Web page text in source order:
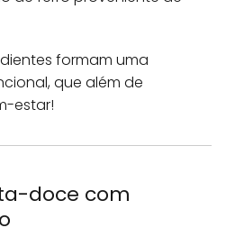
formam uma
que além de
estar!
doce com